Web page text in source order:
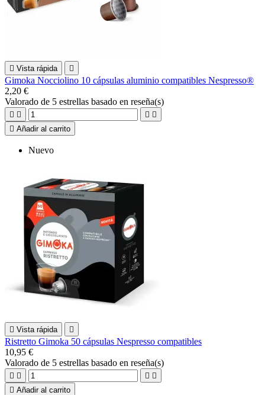
 Vista rápida 
Gimoka Nocciolino 10 cápsulas aluminio compatibles Nespresso®
2,20 €
Valorado de 5 estrellas basado en reseña(s)
   
 Añadir al carrito
Nuevo
 Vista rápida 
Ristretto Gimoka 50 cápsulas Nespresso compatibles
10,95 €
Valorado de 5 estrellas basado en reseña(s)
   
 Añadir al carrito